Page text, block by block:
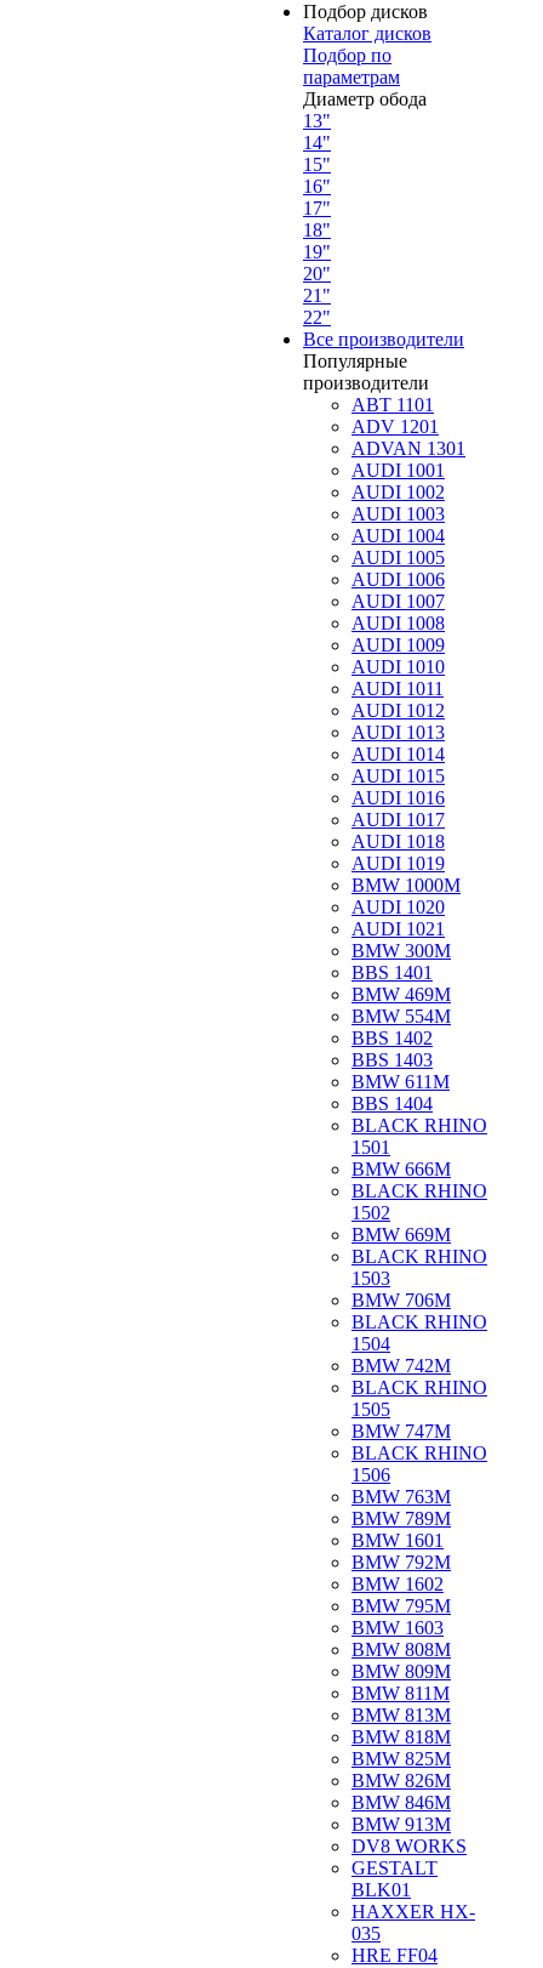
Подбор дисков
Каталог дисков
Подбор по
параметрам
Диаметр обода
13"
14"
15"
16"
17"
18"
19"
20"
21"
22"
Все производители
Популярные
производители
ABT 1101
ADV 1201
ADVAN 1301
AUDI 1001
AUDI 1002
AUDI 1003
AUDI 1004
AUDI 1005
AUDI 1006
AUDI 1007
AUDI 1008
AUDI 1009
AUDI 1010
AUDI 1011
AUDI 1012
AUDI 1013
AUDI 1014
AUDI 1015
AUDI 1016
AUDI 1017
AUDI 1018
AUDI 1019
BMW 1000M
AUDI 1020
AUDI 1021
BMW 300M
BBS 1401
BMW 469M
BMW 554M
BBS 1402
BBS 1403
BMW 611M
BBS 1404
BLACK RHINO
1501
BMW 666M
BLACK RHINO
1502
BMW 669M
BLACK RHINO
1503
BMW 706M
BLACK RHINO
1504
BMW 742M
BLACK RHINO
1505
BMW 747M
BLACK RHINO
1506
BMW 763M
BMW 789M
BMW 1601
BMW 792M
BMW 1602
BMW 795M
BMW 1603
BMW 808M
BMW 809M
BMW 811M
BMW 813M
BMW 818M
BMW 825M
BMW 826M
BMW 846M
BMW 913M
DV8 WORKS
GESTALT
BLK01
HAXXER HX-
035
HRE FF04